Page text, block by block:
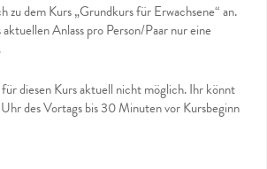
zu dem Kurs „Grundkurs für Erwachsene“ an.
Anlass pro Person/Paar nur eine
diesen Kurs aktuell nicht möglich. Ihr könnt
des Vortags bis 30 Minuten vor Kursbeginn